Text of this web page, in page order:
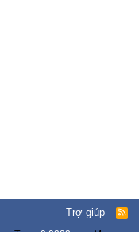
Trợ giúp
R